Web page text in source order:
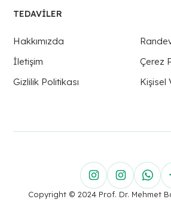
TEDAVILER
Hakkımızda
İletişim
Çerez
Gizlilik Politikası
Kişisel
Copyright © 2024 Prof. Dr. Mehmet